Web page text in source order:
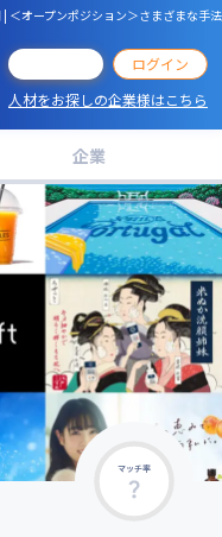
オープンポジション＞さまざまな手
ログイン
人材をお探しの企業様はこちら
企業
マッチ率